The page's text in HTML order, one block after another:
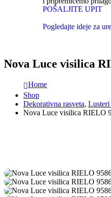
POŠALJITE UPIT
Pogledajte ideje za
Nova Luce visilica
Home
Shop
Dekorativna rasveta,
Nova Luce visilica RIELO